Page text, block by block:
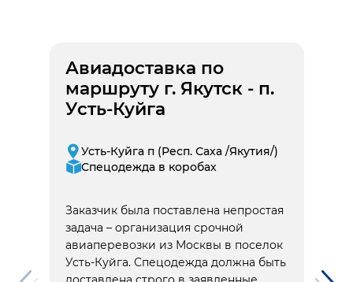
Авиадоставка по
маршруту г. Якутск - п.
Усть-Куйга
Усть-Куйга п (Респ. Саха /Якутия/)
Спецодежда в коробах
Заказчик была поставлена непростая
задача – организация срочной
авиаперевозки из Москвы в поселок
Усть-Куйга. Спецодежда должна быть